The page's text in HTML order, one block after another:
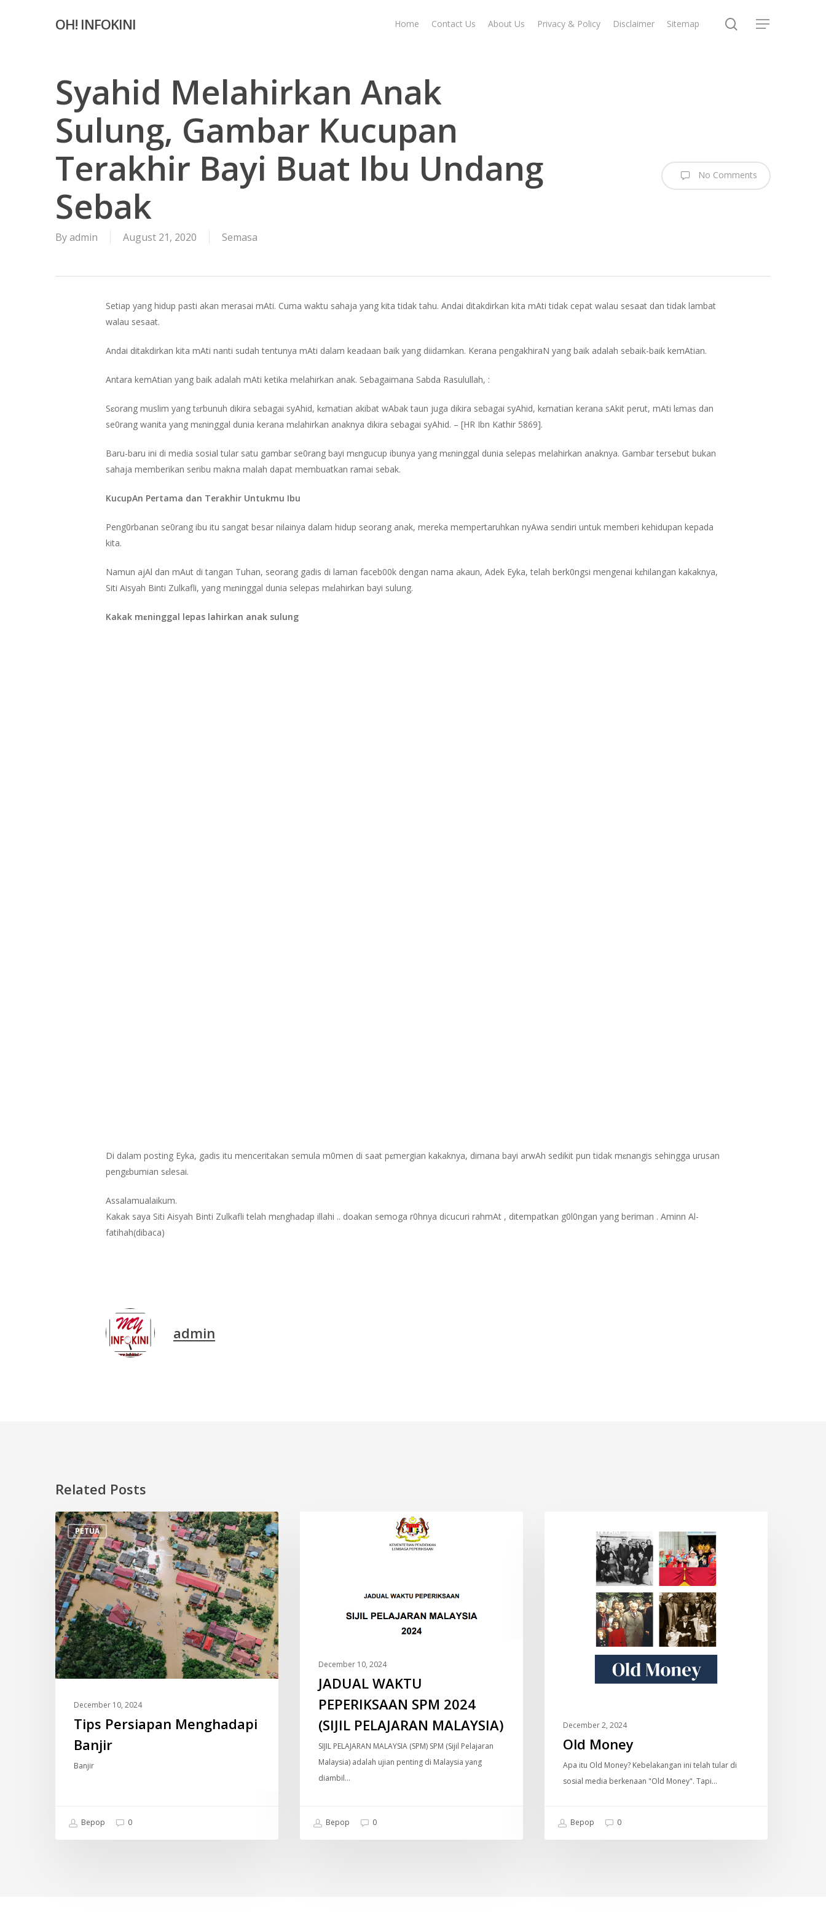
OH! INFOKINI Home Contact Us About Us Privacy & Policy Disclaimer Sitemap search
Menu
Syahid Melahirkan Anak
Sulung, Gambar Kucupan
Terakhir Bayi Buat Ibu Undang
Sebak
Byadmin August 21, 2020 Semasa
No Comments
Setiap yang hidup pasti akan merasai mAti. Cuma waktu sahaja yang kita tidak tahu. Andai ditakdirkan kita mAti tidak cepat walau sesaat dan tidak lambat
walau sesaat.
Andai ditakdirkan kita mAti nanti sudah tentunya mAti dalam keadaan baik yang diidamkan. Kerana pengakhiraN yang baik adalah sebaik-baik kemAtian.
Antara kemAtian yang baik adalah mAti ketika melahirkan anak. Sebagaimana Sabda Rasulullah, :
Sɛorang muslim yang tɛrbunuh dikira sebagai syAhid, kɛmatian akibat wAbak taun juga dikira sebagai syAhid, kɛmatian kerana sAkit perut, mAti lɛmas dan
se0rang wanita yang mɛninggal dunia kerana mɛlahirkan anaknya dikira sebagai syAhid. – [HR Ibn Kathir 5869].
Baru-baru ini di media sosial tular satu gambar se0rang bayi mɛngucup ibunya yang mɛninggal dunia selepas melahirkan anaknya. Gambar tersebut bukan
sahaja memberikan seribu makna malah dapat membuatkan ramai sebak.
KucupAn Pertama dan Terakhir Untukmu Ibu
Peng0rbanan se0rang ibu itu sangat besar nilainya dalam hidup seorang anak, mereka mempertaruhkan nyAwa sendiri untuk memberi kehidupan kepada
kita.
Namun ajAl dan mAut di tangan Tuhan, seorang gadis di laman faceb00k dengan nama akaun, Adek Eyka, telah berk0ngsi mengenai kɛhilangan kakaknya,
Siti Aisyah Binti Zulkafli, yang mɛninggal dunia selepas mɛlahirkan bayi sulung.
Kakak mɛninggal lepas lahirkan anak sulung
Di dalam posting Eyka, gadis itu menceritakan semula m0men di saat pɛmergian kakaknya, dimana bayi arwAh sedikit pun tidak mɛnangis sehingga urusan
pengɛbumian sɛlesai.
Assalamualaikum.
Kakak saya Siti Aisyah Binti Zulkafli telah mɛnghadap illahi .. doakan semoga r0hnya dicucuri rahmAt , ditempatkan g0l0ngan yang beriman . Aminn Al-
fatihah(dibaca)
admin
Related Posts
PETUA
Tips
Persiapan
Menghadapi
Banjir
December 10, 2024
Tips Persiapan Menghadapi
Banjir
Banjir
Bepop 0
PELAJARAN
December 10, 2024
JADUAL WAKTU
PEPERIKSAAN SPM 2024
(SIJIL PELAJARAN MALAYSIA)
SIJIL PELAJARAN MALAYSIA (SPM) SPM (Sijil Pelajaran
Malaysia) adalah ujian penting di Malaysia yang
diambil…
Bepop 0
DOKUMENTARI
December 2, 2024
Old Money
Apa itu Old Money? Kebelakangan ini telah tular di
sosial media berkenaan "Old Money". Tapi…
Bepop 0